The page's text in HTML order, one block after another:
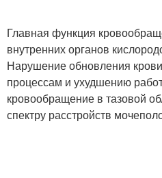
Главная функция
внутренних органов
Нарушение обновления
процессам и ухудшению
кровообращение в тазовой
спектру расстройств